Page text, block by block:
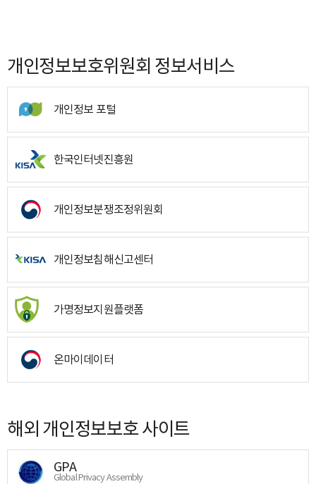
개인정보보호위원회 정보서비스
개인정보 포털
한국인터넷진흥원
개인정보분쟁조정위원회
개인정보침해신고센터
가명정보지원플랫폼
온마이데이터
해외 개인정보보호 사이트
GPA
Global Privacy Assembly